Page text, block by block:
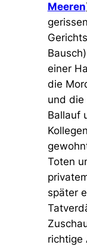
Meeren
einer
die
und die
Ballauf
Toten
später
richtige